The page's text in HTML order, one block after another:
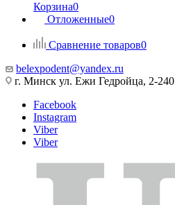
Корзина0
Отложенные0
Сравнение товаров0
belexpodent@yandex.ru
г. Минск ул. Ежи Гедройца, 2-240
Facebook
Instagram
Viber
Viber